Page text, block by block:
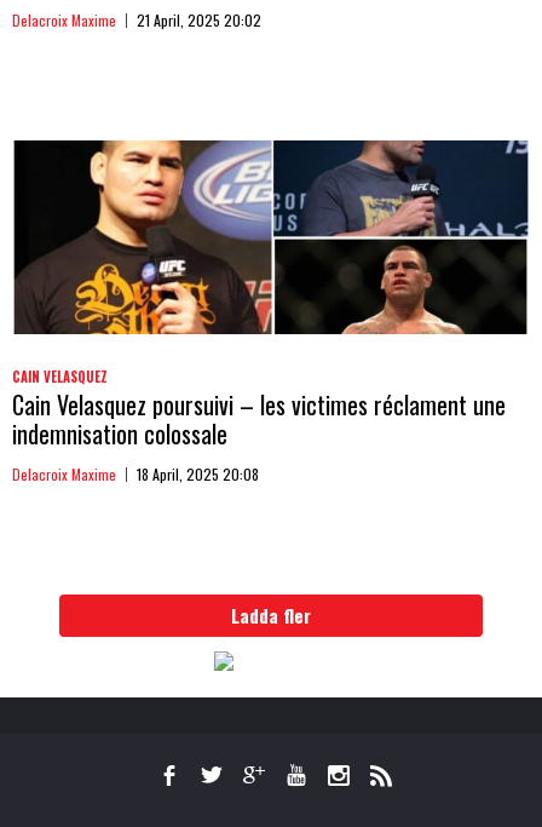
Delacroix Maxime 21 April, 2025 20:02
CAIN VELASQUEZ
Cain Velasquez poursuivi – les victimes réclament une
indemnisation colossale
Delacroix Maxime 18 April, 2025 20:08
Ladda fler